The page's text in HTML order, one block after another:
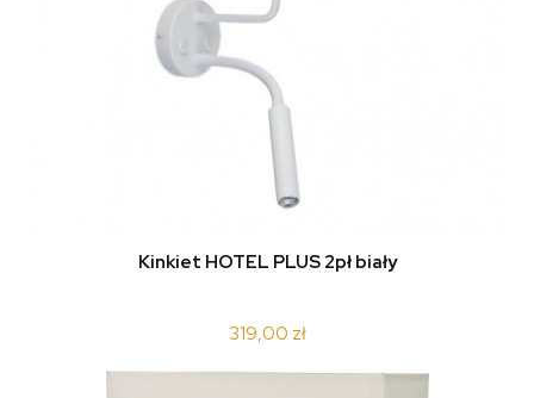
Kinkiet HOTEL PLUS 2pł biały
319,00 zł